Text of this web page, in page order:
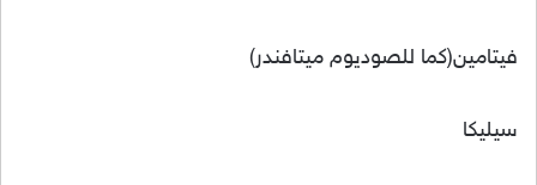
فيتامين(كما للصوديوم ميتافندر)
سيليكا